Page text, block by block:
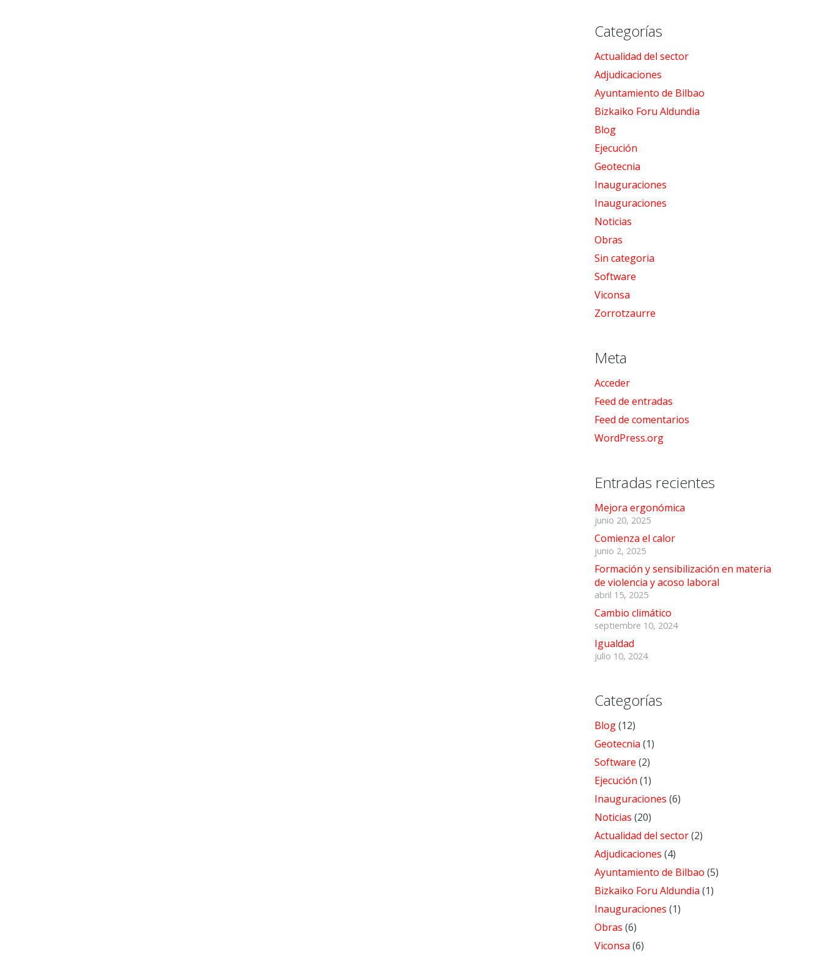
Categorías
Actualidad del sector
Adjudicaciones
Ayuntamiento de Bilbao
Bizkaiko Foru Aldundia
Blog
Ejecución
Geotecnia
Inauguraciones
Inauguraciones
Noticias
Obras
Sin categoria
Software
Viconsa
Zorrotzaurre
Meta
Acceder
Feed de entradas
Feed de comentarios
WordPress.org
Entradas recientes
Mejora ergonómica
junio 20, 2025
Comienza el calor
junio 2, 2025
Formación y sensibilización en materia
de violencia y acoso laboral
abril 15, 2025
Cambio climático
septiembre 10, 2024
Igualdad
julio 10, 2024
Categorías
Blog(12)
Geotecnia (1)
Software (2)
Ejecución (1)
Inauguraciones (6)
Noticias (20)
Actualidad del sector(2)
Adjudicaciones (4)
Ayuntamiento de Bilbao (5)
Bizkaiko Foru Aldundia (1)
Inauguraciones (1)
Obras (6)
Viconsa (6)